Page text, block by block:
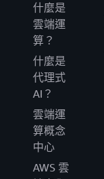
什麼是
雲端運
算？
什麼是
代理式
AI？
雲端運
算概念
中心
AWS 雲